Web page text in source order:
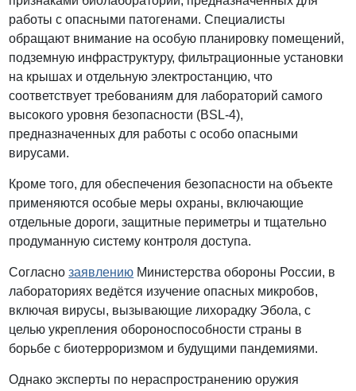
работы с опасными патогенами. Специалисты
обращают внимание на особую планировку помещений,
подземную инфраструктуру, фильтрационные установки
на крышах и отдельную электростанцию, что
соответствует требованиям для лабораторий самого
высокого уровня безопасности (BSL-4),
предназначенных для работы с особо опасными
вирусами.
Кроме того, для обеспечения безопасности на объекте
применяются особые меры охраны, включающие
отдельные дороги, защитные периметры и тщательно
продуманную систему контроля доступа.
Согласнозаявлению Министерства обороны России, в
лабораториях ведётся изучение опасных микробов,
включая вирусы, вызывающие лихорадку Эбола, с
целью укрепления обороноспособности страны в
борьбе с биотерроризмом и будущими пандемиями.
Однако эксперты по нераспространению оружия